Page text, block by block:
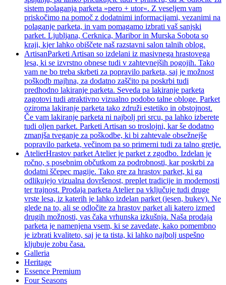
sistem polaganja parketa »pero + utor«. Z veseljem vam
priskočimo na pomoč z dodatnimi informacijami, vezanimi na
polaganje parketa, in vam pomagamo izbrati vaš sanjski
parket. Ljubljana, Cerknica, Maribor in Murska Sobota so
kraji, kjer lahko obiščete naš razstavni salon talnih oblog.
ArtisanParketi Artisan so izdelani iz masivnega hrastovega
lesa, ki se izvrstno obnese tudi v zahtevnejših pogojih. Tako
vam ne bo treba skrbeti za popravilo parketa, saj je možnost
poškodb majhna, za dodatno zaščito pa poskrbi tudi
predhodno lakiranje parketa. Seveda pa lakiranje parketa
zagotovi tudi atraktivno vizualno podobo talne obloge. Parket
oziroma lakiranje parketa tako združi estetiko in obstojnost.
Če vam lakiranje parketa ni najbolj pri srcu, pa lahko izberete
tudi oljen parket. Parketi Artisan so troslojni, kar še dodatno
zmanjša tveganje za poškodbe, ki bi zahtevale obsežnejše
popravilo parketa, večinom pa so primerni tudi za talno gretje.
AtelierHrastov parket Atelier je parket z zgodbo. Izdelan je
ročno, s posebnim občutkom za podrobnosti, kar poskrbi za
dodatni ščepec magije. Tako gre za hrastov parket, ki ga
odlikujejo vizualna dovršenost, preplet tradicije in modernosti
ter trajnost. Prodaja parketa Atelier pa vključuje tudi druge
vrste lesa, iz katerih je lahko izdelan parket (jesen, bukev). Ne
glede na to, ali se odločite za hrastov parket ali katero izmed
drugih možnosti, vas čaka vrhunska izkušnja. Naša prodaja
parketa je namenjena vsem, ki se zavedate, kako pomembno
je izbrati kvaliteto, saj je ta tista, ki lahko najbolj uspešno
kljubuje zobu časa.
Galleria
Heritage
Essence Premium
Four Seasons